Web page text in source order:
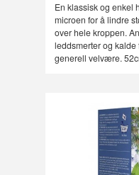
En klassisk og enkel
microen for å lindre
over hele kroppen.
leddsmerter og kalde
generell velvære.